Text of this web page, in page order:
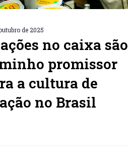
de 2025
no caixa são
promissor
a cultura de
no Brasil